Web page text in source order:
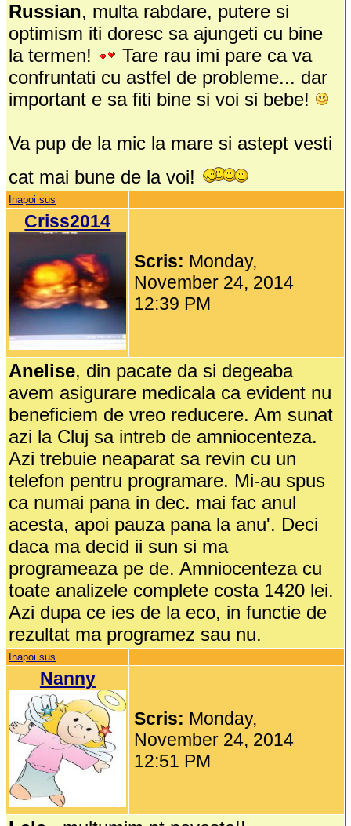
Russian, multa rabdare, putere si
optimism iti doresc sa ajungeti cu bine
la termen!
Tare rau imi pare ca va
confruntati cu astfel de probleme... dar
important e sa fiti bine si voi si bebe!
Va pup de la mic la mare si astept vesti
cat mai bune de la voi!
Inapoi sus
Criss2014
Scris: Monday,
November 24, 2014
12:39 PM
Anelise, din pacate da si degeaba
avem asigurare medicala ca evident nu
beneficiem de vreo reducere. Am sunat
azi la Cluj sa intreb de amniocenteza.
Azi trebuie neaparat sa revin cu un
telefon pentru programare. Mi-au spus
ca numai pana in dec. mai fac anul
acesta, apoi pauza pana la anu'. Deci
daca ma decid ii sun si ma
programeaza pe de. Amniocenteza cu
toate analizele complete costa 1420 lei.
Azi dupa ce ies de la eco, in functie de
rezultat ma programez sau nu.
Inapoi sus
Nanny
Scris: Monday,
November 24, 2014
12:51 PM